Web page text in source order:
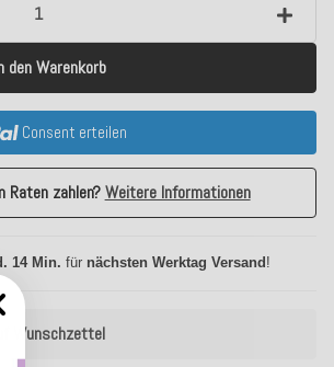
Auf Wunschzettel
den Warenkorb
Consent erteilen
Raten zahlen?Weitere Informationen
14 Min. für nächsten Werktag Versand !